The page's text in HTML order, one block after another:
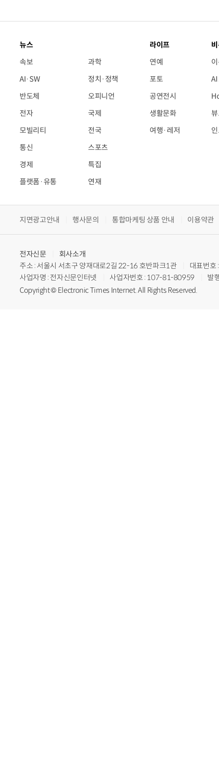
뉴스
속보
AI·SW
반도체
전자
모빌리티
통신
경제
플랫폼·유통
과학
정치·정책
오피니언
국제
전국
스포츠
특집
연재
라이프
연예
포토
공연전시
생활문화
여행·레저
지면광고안내 행사문의 통합마케팅 상품 안내 이용약관
전자신문
회사소개
주소 : 서울시 서초구 양재대로2길 22-16 호반파크1관
대표번
사업자명 : 전자신문인터넷
사업자번호 : 107-81-80959
발
Copyright © Electronic Times Internet. All Rights Reserved.